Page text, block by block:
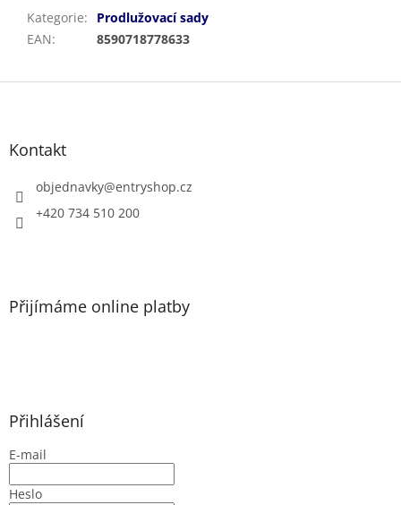
Kategorie:
Prodlužovací sady
EAN: 8590718778633
Z
Kontakt
objednavky@entryshop.cz
+420 734 510 200
Přijímáme online platby
Přihlášení
E-mail
Heslo